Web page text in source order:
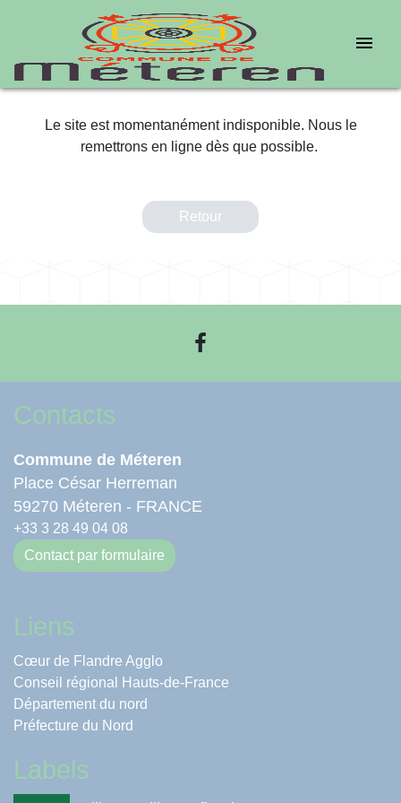
menu
Le site est momentanément indisponible. Nous le
remettrons en ligne dès que possible.
Retour
Contacts
Commune de Méteren
Place César Herreman
59270 Méteren - FRANCE
+33 3 28 49 04 08
Contact par formulaire
Liens
Cœur de Flandre Agglo
Conseil régional Hauts-de-France
Département du nord
Préfecture du Nord
Labels